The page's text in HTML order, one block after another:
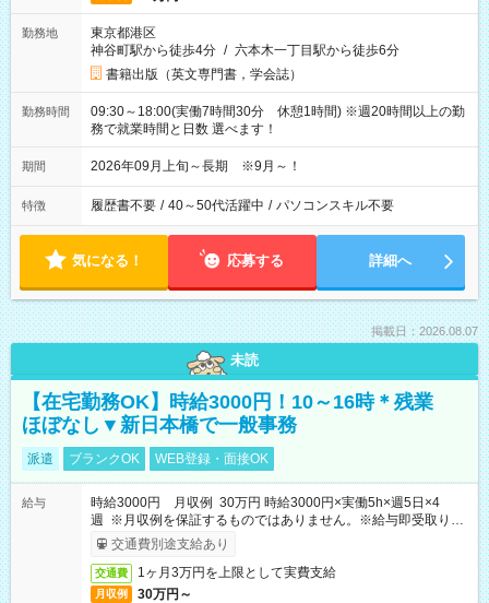
勤務地
東京都港区
神谷町駅から徒歩4分 / 六本木一丁目駅から徒歩6分
書籍出版（英文専門書，学会誌）
勤務時間
09:30～18:00(実働7時間30分 休憩1時間) ※週20時間以上の勤
務で就業時間と日数 選べます！
期間 2026年09月上旬～長期 ※9月～！
特徴 履歴書不要 / 40～50代活躍中 / パソコンスキル不要
気になる！ 応募する 詳細へ
掲載日：2026.08.07
未読
【在宅勤務OK】時給3000円！10～16時＊残業
ほぼなし▼新日本橋で一般事務
派遣 ブランクOK WEB登録・面接OK
給与
時給3000円 月収例 30万円 時給3000円×実働5h×週5日×4
週 ※月収例を保証するものではありません。※給与即受取りサ
ービス利用可（利用条件有）
交通費別途支給あり
交通費 1ヶ月3万円を上限として実費支給
月収例 30万円～